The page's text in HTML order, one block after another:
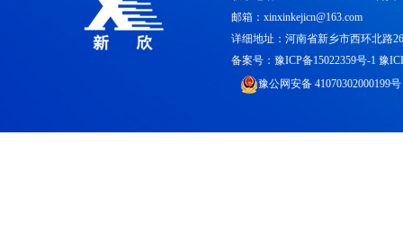
邮箱：xinxinkejicn@163.com
详细地址：河南省新乡市西环北路
备案号： 豫ICP备15022359号-1 豫
豫公网安备 41070302000199号